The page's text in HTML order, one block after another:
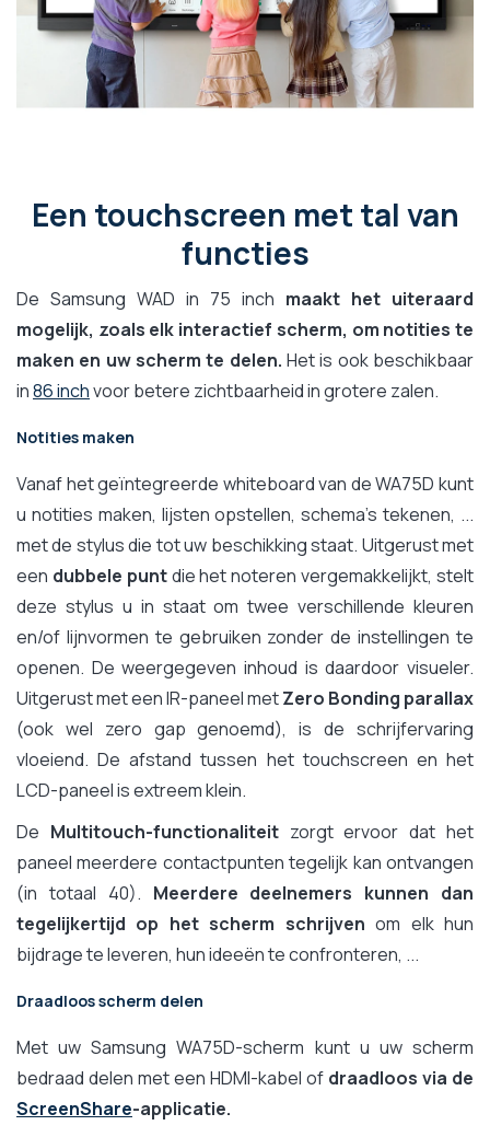
Een touchscreen met tal van
functies
De Samsung WAD in 75 inch maakt het uiteraard
mogelijk, zoals elk interactief scherm, om notities te
maken en uw scherm te delen. Het is ook beschikbaar
in86 inchvoor betere zichtbaarheid in grotere zalen.
Notities maken
Vanaf het geïntegreerde whiteboard van de WA75D kunt
u notities maken, lijsten opstellen, schema's tekenen, ...
met de stylus die tot uw beschikking staat. Uitgerust met
een dubbele puntdie het noteren vergemakkelijkt, stelt
deze stylus u in staat om twee verschillende kleuren
en/of lijnvormen te gebruiken zonder de instellingen te
openen. De weergegeven inhoud is daardoor visueler.
Uitgerust met een IR-paneel metZero Bonding parallax
(ook wel zero gap genoemd), is de schrijfervaring
vloeiend. De afstand tussen het touchscreen en het
LCD-paneel is extreem klein.
De Multitouch-functionaliteitzorgt ervoor dat het
paneel meerdere contactpunten tegelijk kan ontvangen
(in totaal 40). Meerdere deelnemers kunnen dan
tegelijkertijd op het scherm schrijven om elk hun
bijdrage te leveren, hun ideeën te confronteren, ...
Draadloos scherm delen
Met uw Samsung WA75D-scherm kunt u uw scherm
bedraad delen met een HDMI-kabel of draadloos via de
ScreenShare-applicatie.